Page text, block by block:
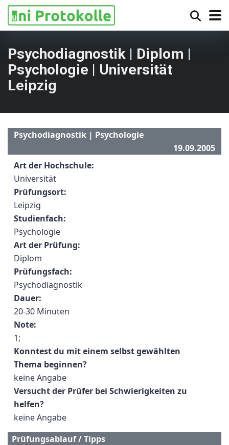
Psychodiagnostik | Diplom |
Psychologie | Universität
Leipzig
Psychodiagnostik | Psychologie
19.09.2005
Art der Hochschule:
Universität
Prüfungsort:
Leipzig
Studienfach:
Psychologie
Art der Prüfung:
Diplom
Prüfungsfach:
Psychodiagnostik
Dauer:
20-30 Minuten
Note:
1;
Konntest du mit einem selbst gewählten
Thema beginnen?
keine Angabe
Versucht der Prüfer bei Schwierigkeiten zu
helfen?
keine Angabe
Prüfungsablauf / Tipps